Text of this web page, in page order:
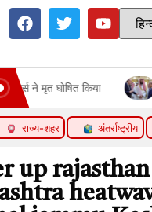
मुस्लिम नाटो- पाकिस्तान-
राज्य-शहर अंतर्राष्ट्रीय
up